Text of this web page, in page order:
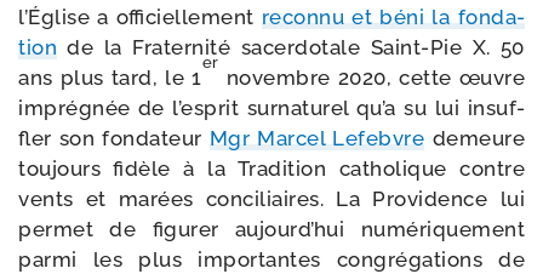
l’Église a offi­ciel­le­ment recon­nu et béni la fon­da­
tion de la Fraternité sacer­do­tale Saint-​Pie X. 50
ans plus tard, le 1
er
novembre 2020, cette œuvre
impré­gnée de l’es­prit sur­na­tu­rel qu’a su lui insuf­
fler son fon­da­teur Mgr Marcel Lefebvre demeure
tou­jours fidèle à la Tradition catho­lique contre
vents et marées conci­liaires. La Providence lui
per­met de figu­rer aujourd’­hui numé­ri­que­ment
par­mi les plus impor­tantes congré­ga­tions de